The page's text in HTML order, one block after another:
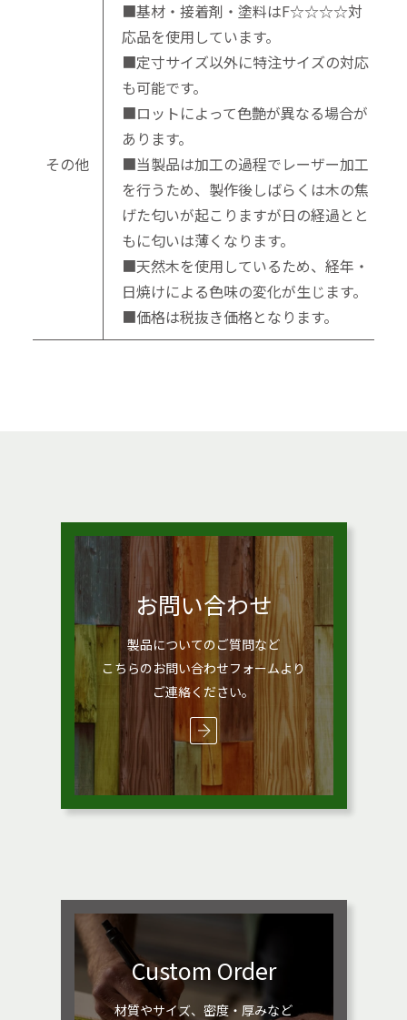
その他
■基材・接着剤・塗料はF☆☆☆☆対
応品を使用しています。
■定寸サイズ以外に特注サイズの対応
も可能です。
■ロットによって色艶が異なる場合が
あります。
■当製品は加工の過程でレーザー加工
を行うため、製作後しばらくは木の焦
げた匂いが起こりますが日の経過とと
もに匂いは薄くなります。
■天然木を使用しているため、経年・
日焼けによる色味の変化が生じます。
■価格は税抜き価格となります。
お問い合わせ
製品についてのご質問など
こちらのお問い合わせフォームより
ご連絡ください。
Custom Order
材質やサイズ、密度・厚みなど